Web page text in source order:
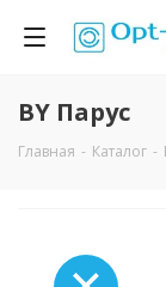
BY Парус
Главная - Каталог -